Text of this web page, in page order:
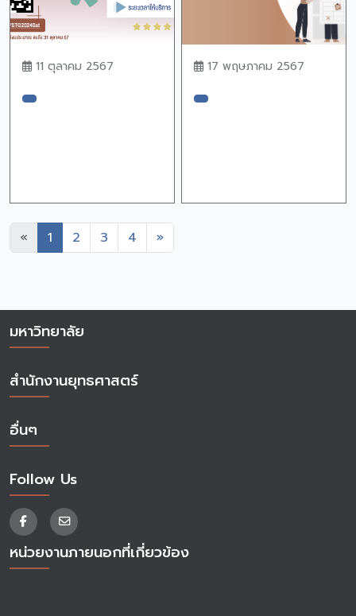
11 ตุลาคม 2567 17 พฤษภาคม 2567
« Previous
1 2 3 4 »Next
มหาวิทยาลัย
สำนักงานยุทธศาสตร์
อื่นๆ
Follow Us
หน่วยงานภายนอกที่เกี่ยวข้อง